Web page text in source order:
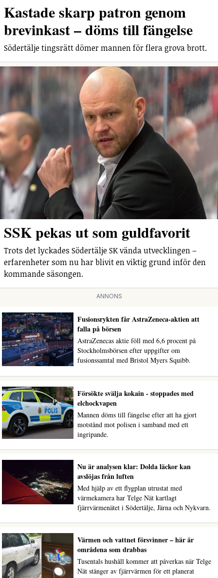
Kastade skarp patron genom
brevinkast – döms till fängelse
Södertälje tingsrätt dömer mannen för flera grova brott.
SSK pekas ut som guldfavorit
Trots det lyckades Södertälje SK vända utvecklingen –
erfarenheter som nu har blivit en viktig grund inför den
kommande säsongen.
ANNONS
Fusionsrykten får AstraZeneca-aktien att
falla på börsen
AstraZenecas aktie föll med 6,6 procent på
Stockholmsbörsen efter uppgifter om
fusionssamtal med Bristol Myers Squibb.
Försökte svälja kokain - stoppades med
elchockvapen
Mannen döms till fängelse efter att ha gjort
motstånd mot polisen i samband med ett
ingripande.
Nu är analysen klar: Dolda läckor kan
avslöjas från luften
Med hjälp av ett flygplan utrustat med
värmekamera har Telge Nät kartlagt
fjärrvärmenätet i Södertälje, Järna och Nykvarn.
Värmen och vattnet försvinner – här är
områdena som drabbas
Tusentals hushåll kommer att påverkas när Telge
Nät stänger av fjärrvärmen för ett planerat